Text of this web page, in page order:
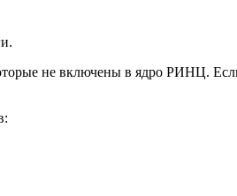
не включены в ядро РИНЦ.